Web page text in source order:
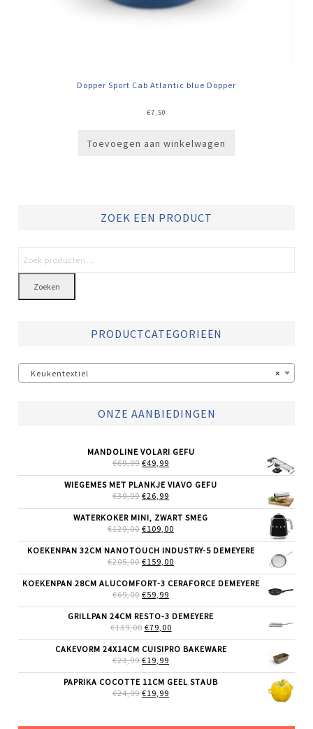
Dopper Sport Cab Atlantic blue Dopper
€7,50
Toevoegen aan winkelwagen
ZOEK EEN PRODUCT
Zoeken
PRODUCTCATEGORIEËN
×
Keukentextiel
ONZE AANBIEDINGEN
MANDOLINE VOLARI GEFU
€69,99 OORSPRONKELIJKE
WAS:
€69,99.
€49,99
IS:
WIEGEMES MET PLANKJE VIAVO GEFU
€39,99 OORSPRONKELIJKE
WAS:
€39,99.
€26,99
IS:
€26,99.
WATERKOKER MINI, ZWART SMEG
€129,00 OORSPRONKELIJKE
WAS:
€129,00.
€109,00
IS:
KOEKENPAN 32CM NANOTOUCH INDUSTRY-5 DEMEYERE
€205,00 OORSPRONKELIJKE
WAS:
€205,00.
€159,00
IS:
KOEKENPAN 28CM ALUCOMFORT-3 CERAFORCE DEMEYERE
€69,00 OORSPRONKELIJKE
WAS:
€69,00.
€59,99
IS:
€59,99.
GRILLPAN 24CM RESTO-3 DEMEYERE
€139,00 OORSPRONKELIJKE
WAS:
€139,00.
€79,00HUIDIGE
IS:
CAKEVORM 24X14CM CUISIPRO BAKEWARE
€23,99 OORSPRONKELIJKE
WAS:
€23,99.
€19,99
IS:
PAPRIKA COCOTTE 11CM GEEL STAUB
€24,99 OORSPRONKELIJKE
€19,99